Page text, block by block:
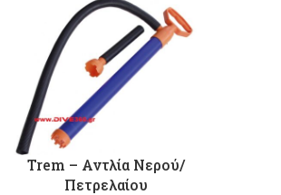
54,90 €.
Trem – Αντλία Νερού/
Πετρελαίου